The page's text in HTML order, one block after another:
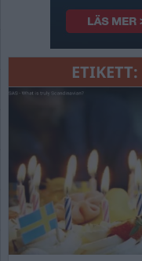
ETIKETT: